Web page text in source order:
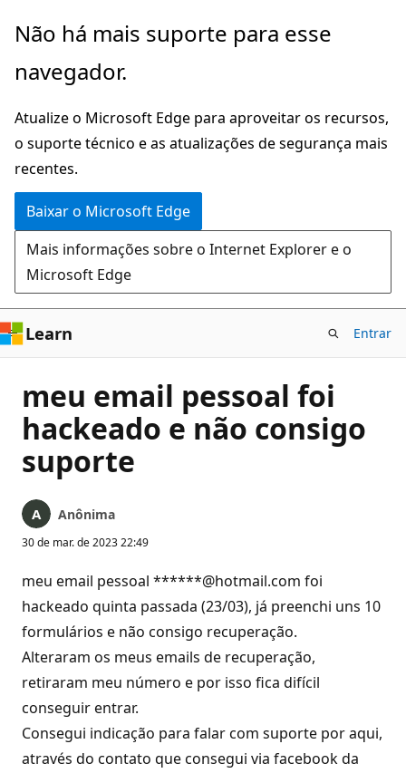
Pular
o
principal
Não há mais suporte para esse
navegador.
Atualize o Microsoft Edge para aproveitar os recursos,
o suporte técnico e as atualizações de segurança mais
recentes.
Baixar o Microsoft Edge
Mais informações sobre o Internet Explorer e o
Microsoft Edge
Learn Entrar
meu email pessoal foi
hackeado e não consigo
suporte
Anônima
30 de mar. de 2023 22:49
meu email pessoal ******@hotmail.com foi
hackeado quinta passada (23/03), já preenchi uns 10
formulários e não consigo recuperação.
Alteraram os meus emails de recuperação,
retiraram meu número e por isso fica difícil
conseguir entrar.
Consegui indicação para falar com suporte por aqui,
através do contato que consegui via facebook da